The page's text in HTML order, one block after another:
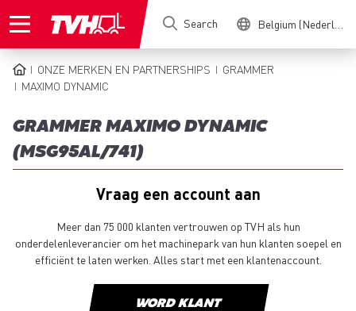
to
Search Belgium (Nederlands)
BREADCRUMB
ONZE MERKEN EN PARTNERSHIPS
GRAMMER
MAXIMO DYNAMIC
GRAMMER MAXIMO DYNAMIC
(MSG95AL/741)
Vraag een account aan
Meer dan 75 000 klanten vertrouwen op TVH als hun
onderdelenleverancier om het machinepark van hun klanten soepel en
efficiënt te laten werken. Alles start met een klantenaccount.
WORD KLANT